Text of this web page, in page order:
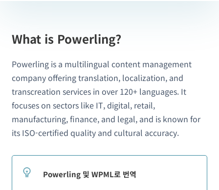
What is Powerling?
Powerling is a multilingual content management
company offering translation, localization, and
transcreation services in over 120+ languages. It
focuses on sectors like IT, digital, retail,
manufacturing, finance, and legal, and is known for
its ISO-certified quality and cultural accuracy.
Powerling 및 WPML로 번역